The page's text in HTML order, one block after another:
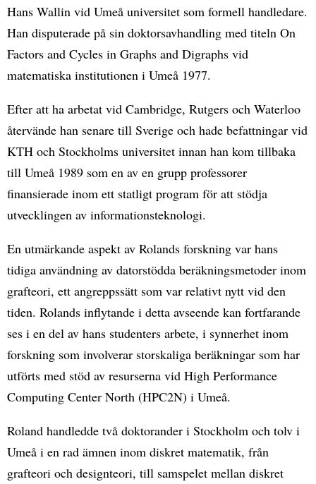
Hans Wallin vid Umeå universitet som formell handledare.
Han disputerade på sin doktorsavhandling med titeln On
Factors and Cycles in Graphs and Digraphs vid
matematiska institutionen i Umeå 1977.
Efter att ha arbetat vid Cambridge, Rutgers och Waterloo
återvände han senare till Sverige och hade befattningar vid
KTH och Stockholms universitet innan han kom tillbaka
till Umeå 1989 som en av en grupp professorer
finansierade inom ett statligt program för att stödja
utvecklingen av informationsteknologi.
En utmärkande aspekt av Rolands forskning var hans
tidiga användning av datorstödda beräkningsmetoder inom
grafteori, ett angreppssätt som var relativt nytt vid den
tiden. Rolands inflytande i detta avseende kan fortfarande
ses i en del av hans studenters arbete, i synnerhet inom
forskning som involverar storskaliga beräkningar som har
utförts med stöd av resurserna vid High Performance
Computing Center North (HPC2N) i Umeå.
Roland handledde två doktorander i Stockholm och tolv i
Umeå i en rad ämnen inom diskret matematik, från
grafteori och designteori, till samspelet mellan diskret